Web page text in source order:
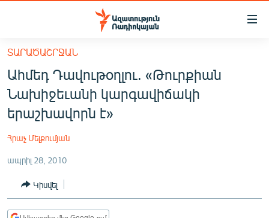
Մատչելիության
հիմնական
բովանդակությանը
Անցնել
հիմնական
մենյուին
ՀԱՅԱՍՏԱՆ
ՔԱՂԱՔԱԿԱՆ
ՏՆՏԵՍՈՒԹՅՈՒՆ
ՂԱՐԱԲԱՂ
ՏԱՐԱԾԱՇՐՋԱՆ
Ահմեդ Դավութօղլու. «Թուրքիան
Նախիջեւանի կարգավիճակի
երաշխավորն է»
Հրաչ Մելքումյան
ապրիլ 28, 2010
Կիսվել